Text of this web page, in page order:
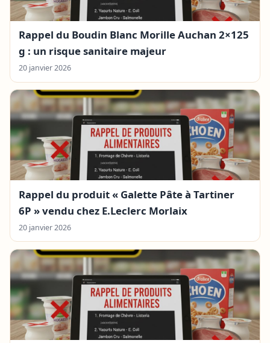
Rappel du Boudin Blanc Morille Auchan 2×125
g : un risque sanitaire majeur
20 janvier 2026
Rappel du produit « Galette Pâte à Tartiner
6P » vendu chez E.Leclerc Morlaix
20 janvier 2026